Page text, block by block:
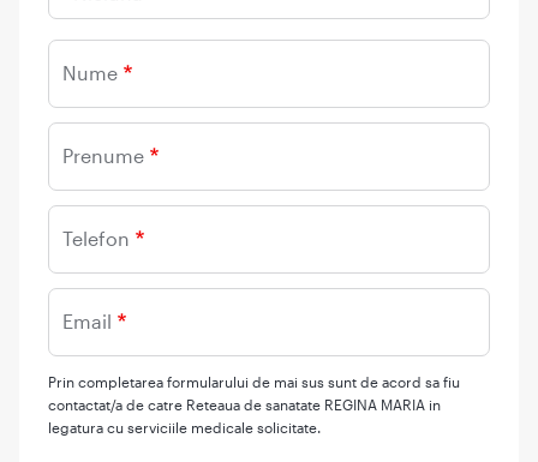
Nume
Prenume
Telefon
Email
Prin completarea formularului de mai sus sunt de acord sa fiu
contactat/a de catre Reteaua de sanatate REGINA MARIA in
legatura cu serviciile medicale solicitate.